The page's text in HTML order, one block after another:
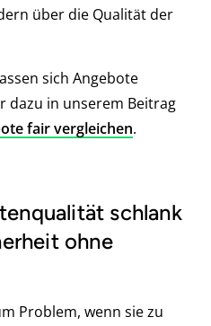
über die Qualität der
sich Angebote
dazu in unserem Beitrag
fair vergleichen.
schlank
ohne
Problem, wenn sie zu